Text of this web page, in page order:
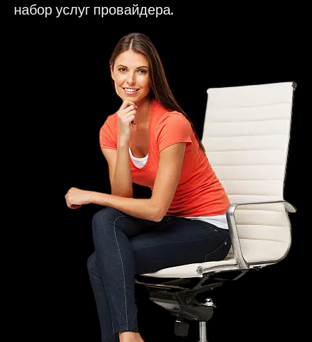
набор услуг провайдера.